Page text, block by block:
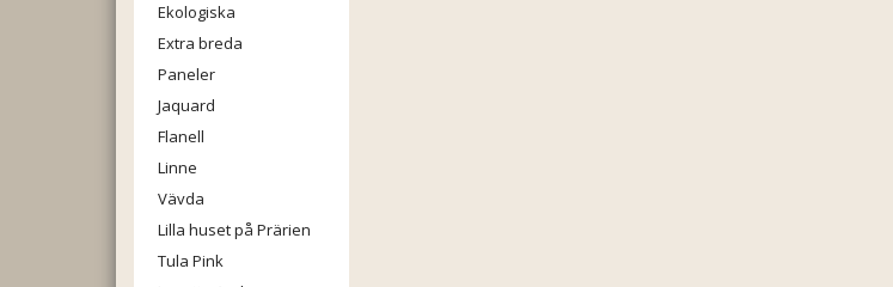
Ekologiska
Extra breda
Paneler
Jaquard
Flanell
Linne
Vävda
Lilla huset på Prärien
Tula Pink